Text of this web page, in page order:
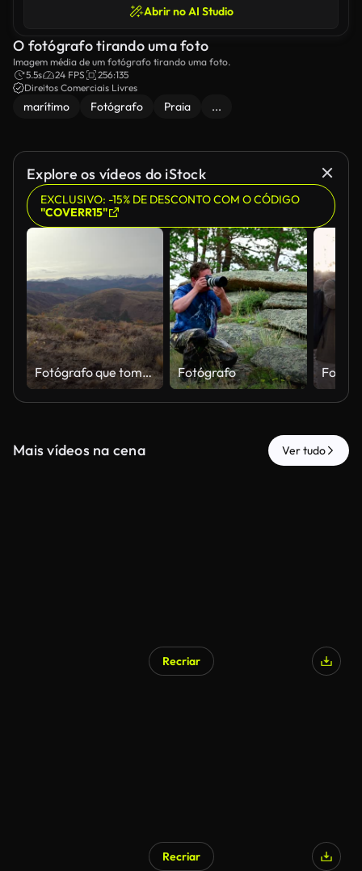
Abrir no AI Studio
O fotógrafo tirando uma foto
Imagem média de um fotógrafo tirando uma foto.
5.5s
24 FPS
256:135
Direitos Comerciais Livres
marítimo Fotógrafo Praia ...
Explore os vídeos do iStock
EXCLUSIVO: -15% DE DESCONTO COM O CÓDIGO
"COVERR15"
Fotógrafo que toma tiro com lente do telephoto na paisagem árida do outono sobre um monte Fotógrafo
Mais vídeos na cena Ver tudo
Recriar
Recriar